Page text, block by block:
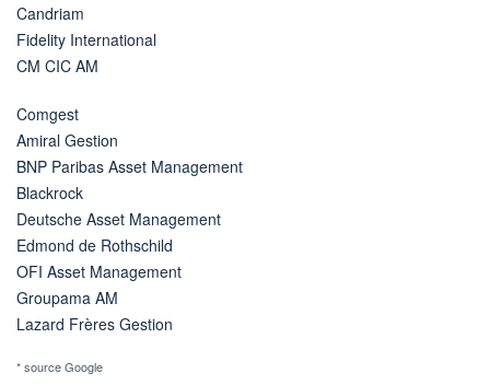
Candriam
Fidelity International
CM CIC AM
Comgest
Amiral Gestion
BNP Paribas Asset Management
Blackrock
Deutsche Asset Management
Edmond de Rothschild
OFI Asset Management
Groupama AM
Lazard Frères Gestion
* source Google